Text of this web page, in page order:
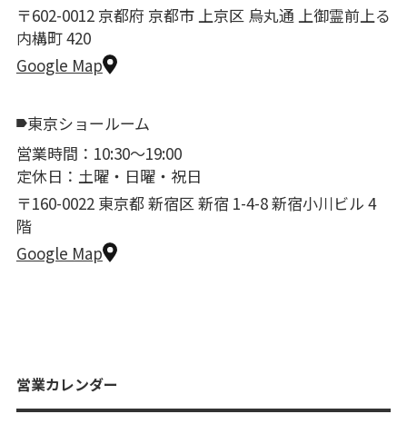
〒602-0012 京都府 京都市 上京区 烏丸通 上御霊前上る
内構町 420
Google Map
東京ショールーム
営業時間：10:30〜19:00
定休日：土曜・日曜・祝日
〒160-0022 東京都 新宿区 新宿 1-4-8 新宿小川ビル 4
階
Google Map
営業カレンダー